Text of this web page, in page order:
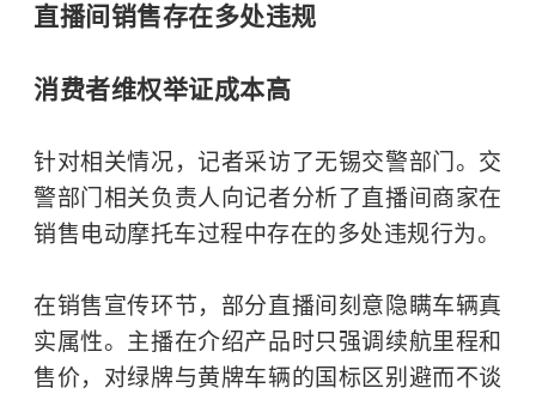
直播间销售存在多处违规
消费者维权举证成本高
针对相关情况，记者采访了无锡交警部门。交
警部门相关负责人向记者分析了直播间商家在
销售电动摩托车过程中存在的多处违规行为。
在销售宣传环节，部分直播间刻意隐瞒车辆真
实属性。主播在介绍产品时只强调续航里程和
售价，对绿牌与黄牌车辆的国标区别避而不谈